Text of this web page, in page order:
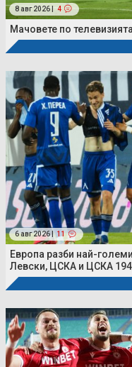
8 авг 2026 | 4
Мачовете по
6 авг 2026 | 11
Европа разби най-
Левски, ЦСКА и ЦСКА